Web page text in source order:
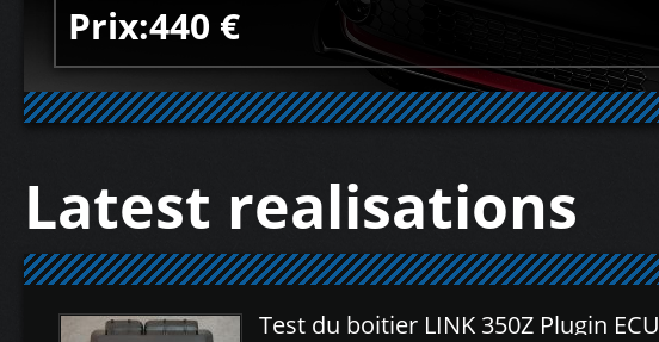
Prix:440 €
Latest realisations
Test du boitier LINK 350Z Plugin ECU